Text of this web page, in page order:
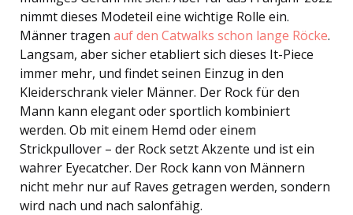
nimmt dieses Modeteil eine wichtige Rolle ein.
Männer tragen auf den Catwalks schon lange Röcke.
Langsam, aber sicher etabliert sich dieses It-Piece
immer mehr, und findet seinen Einzug in den
Kleiderschrank vieler Männer. Der Rock für den
Mann kann elegant oder sportlich kombiniert
werden. Ob mit einem Hemd oder einem
Strickpullover – der Rock setzt Akzente und ist ein
wahrer Eyecatcher. Der Rock kann von Männern
nicht mehr nur auf Raves getragen werden, sondern
wird nach und nach salonfähig.